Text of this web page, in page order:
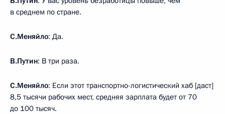
в среднем по стране.
С.Меняйло: Да.
В.Путин: В три раза.
С.Меняйло: Если этот транспортно-логистический хаб [даст]
8,5 тысячи рабочих мест, средняя зарплата будет от 70
до 100 тысяч.